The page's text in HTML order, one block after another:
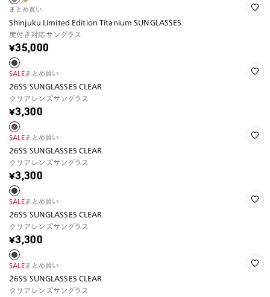
まとめ買い
Shinjuku Limited Edition Titanium SUNGLASSES
度付き対応サングラス
¥35,000
SALEまとめ買い
26SS SUNGLASSES CLEAR
クリアレンズサングラス
¥3,300
SALEまとめ買い
26SS SUNGLASSES CLEAR
クリアレンズサングラス
¥3,300
SALEまとめ買い
26SS SUNGLASSES CLEAR
クリアレンズサングラス
¥3,300
SALEまとめ買い
26SS SUNGLASSES CLEAR
クリアレンズサングラス